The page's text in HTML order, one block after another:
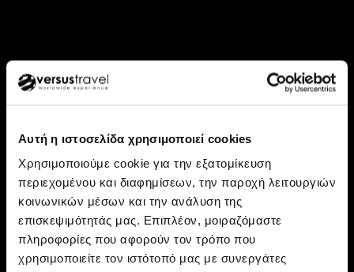
Αυτή η ιστοσελίδα χρησιμοποιεί cookies
Χρησιμοποιούμε cookie για την εξατομίκευση
περιεχομένου και διαφημίσεων, την παροχή λειτουργιών
κοινωνικών μέσων και την ανάλυση της
επισκεψιμότητάς μας. Επιπλέον, μοιραζόμαστε
πληροφορίες που αφορούν τον τρόπο που
χρησιμοποιείτε τον ιστότοπό μας με συνεργάτες
Ανακάλυψε: Εκουαδόρ, Κολομβία
Εκουαδόρ, Μεγάλη Κολομβία